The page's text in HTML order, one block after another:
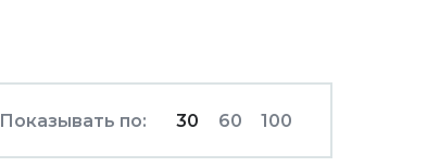
Показывать по: 30 60 100